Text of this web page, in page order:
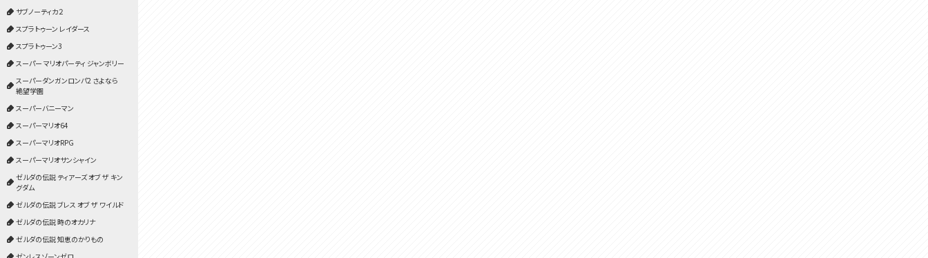
サブノーティカ２
スプラトゥーン レイダース
スプラトゥーン3
スーパー マリオパーティ ジャンボリー
スーパーダンガンロンパ2 さよなら
絶望学園
スーパーバニーマン
スーパーマリオ64
スーパーマリオRPG
スーパーマリオサンシャイン
ゼルダの伝説 ティアーズ オブ ザ キン
グダム
ゼルダの伝説 ブレス オブ ザ ワイルド
ゼルダの伝説 時のオカリナ
ゼルダの伝説 知恵のかりもの